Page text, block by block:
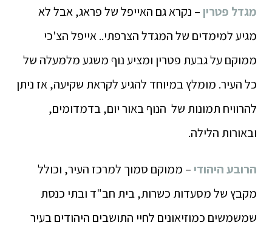
מגדל פטרין – נקרא גם האייפל של פראג, אבל לא
מגיע למימדים של המגדל הצרפתי.. אייפל הצ'כי
ממוקם על גבעת פטרין ומציע נוף משגע מלמעלה של
כל העיר. מומלץ במיוחד להגיע לקראת שקיעה, אז ניתן
להרוויח תמונות של הנוף באור יום, בדמדומים,
ובאורות הלילה.
הרובע היהודי – ממוקם סמוך למרכז העיר, וכולל
מקבץ של מסעדות כשרות, בית חב"ד ובתי כנסת
שמשמשים כמוזיאונים לחיי התושבים היהודים בעיר